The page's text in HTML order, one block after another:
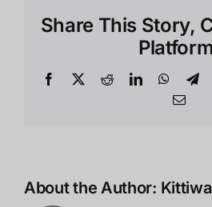
3
ใน
Share This Story,
Facebook
X RedditLinkedIn
Email
About the Author: